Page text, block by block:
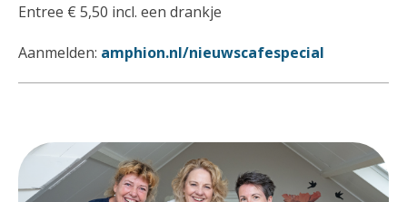
Entree € 5,50 incl. een drankje
Aanmelden: amphion.nl/nieuwscafespecial